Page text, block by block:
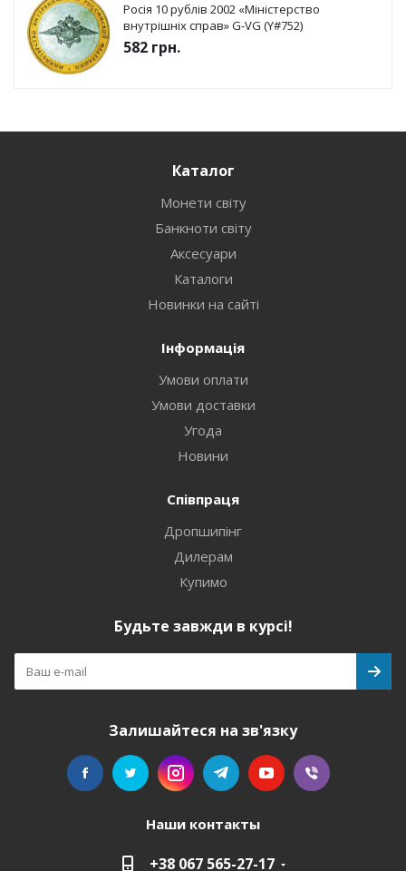
Росія 10 рублів 2002 «Міністерство
внутрішніх справ» G-VG (Y#752)
582 грн.
Каталог
Монети світу
Банкноти світу
Аксесуари
Каталоги
Новинки на сайті
Інформація
Умови оплати
Умови доставки
Угода
Новини
Співпраця
Дропшипінг
Дилерам
Купимо
Будьте завжди в курсі!
Залишайтеся на зв'язку
Наши контакты
+38 067 565-27-17